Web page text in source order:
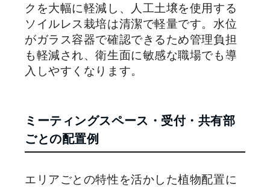
クを大幅に軽減し、人工土壌を使用する
ソイルレス栽培は清潔で軽量です。水位
がガラス容器で確認できるため管理負担
も軽減され、衛生面に敏感な職場でも導
入しやすくなります。
ミーティングスペース・受付・共有部
ごとの配置例
エリアごとの特性を活かした植物配置に